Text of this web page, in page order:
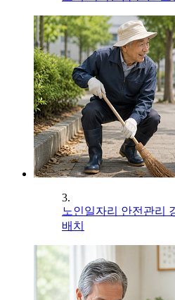
3.
노인일자리 안전관리
배치